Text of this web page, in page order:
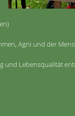
Agni und der
und Lebensqualität